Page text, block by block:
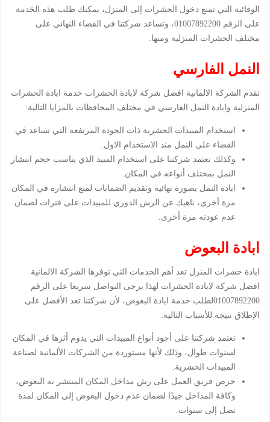
الوقائية التي تمنع دخول الحشرات إلى المنزل، يمكنك طلب هذه الخدمة
على الرقم 01007892200، وتساعد شركتنا في القضاء النهائي على
مختلف الحشرات المنزلية ومنها:
النمل الفارسي
تقدم الشركة الالمانية افضل شركة لابادة الحشرات خدمة ابادة الحشرات
المنزلية وابادة النمل الفارسي في مختلف المحافظات بالمزايا التالية:
استخدام المبيدات الحشرية ذات الجودة المرتفعة التي تساعد في
القضاء على النمل منذ الاستخدام الاول.
وكذلك تعتمد شركتنا على استخدام المبيد الذي يناسب حجم انتشار
النمل بمختلف أنواعه في المكان.
ابادة النمل بصورة نهائية وتقديم الضمانات لمنع انتشاره في المكان
مرة أخرى، ناهيك عن الرش الدوري للمبيدات على فترات لضمان
عدم عودته مرة أخرى.
ابادة البعوض
ابادة حشرات المنزل تعد أهم الخدمات التي توفرها الشركة الالمانية
افضل شركة لابادة الحشرات لهذا يرجى التواصل سريعا على الرقم
01007892200لطلب خدمة ابادة البعوض، لأن شركتنا تعد الأفضل على
الإطلاق نتيجة للأسباب التالية:
تعتمد شركتنا على أجود أنواع المبيدات التي يدوم أثرها في المكان
لسنوات طوال، وذلك لأنها مستوردة من الشركات الألمانية لصناعة
المبيدات الحشرية.
حرص فريق العمل على رش مداخل المكان المنتشر به البعوض،
وكافة المداخل جيدًا لضمان عدم دخول البعوض إلى المكان لمدة
تصل إلى سنوات.